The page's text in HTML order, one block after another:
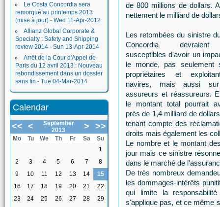
Le Costa Concordia sera
remorqué au printemps 2013
(mise à jour) - Wed 11-Apr-2012
Allianz Global Corporate &
Specialty : Safety and Shipping
review 2014 - Sun 13-Apr-2014
Arrêt de la Cour d'Appel de
Paris du 12 avril 2013 : Nouveau
rebondissement dans un dossier
sans fin - Tue 04-Mar-2014
Calendar
<< <
September
2013
> >>
Mo Tu We Th Fr Sa
Su
1
2
3 4 5 6 7
8
9
10 11 12 13 14
15
16
17 18 19 20 21
22
23
24 25 26 27 28
29
de 800 millions de dollars.
nettement le milliard de
Les retombées du sinistre
Concordia
susceptibles d'avoir un
le monde, pas seulement
propriétaires et
navires, mais aussi
assureurs et réassureurs.
le montant total pourrait
près de 1,4 milliard de
tenant compte des
droits mais également les
Le nombre et le montant
jour mais ce sinistre
dans le marché de
De très nombreux
les dommages-intérêts
qui limite la
s'applique pas, et ce même